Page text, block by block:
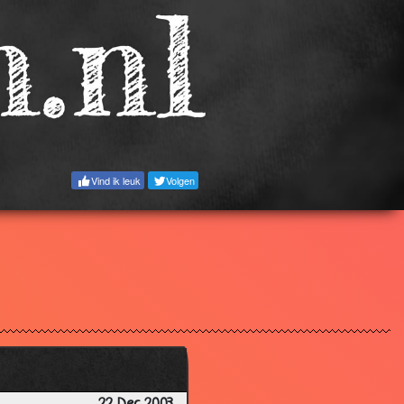
Vind ik leuk Volgen
3.28
2.97
2.85
3.75